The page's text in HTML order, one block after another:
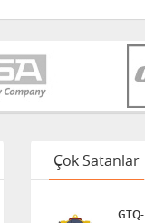
Çok Satanlar